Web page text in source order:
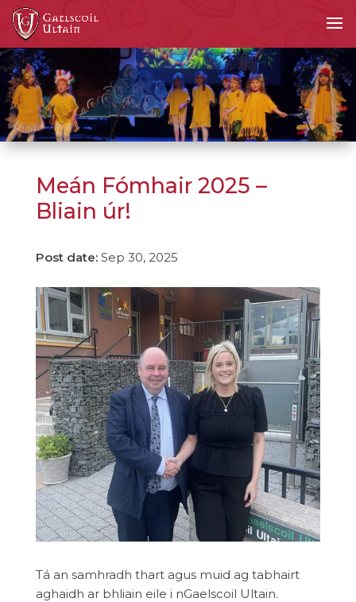
Meán Fómhair 2025 –
Bliain úr!
Sep 30, 2025
Tá an samhradh thart agus muid ag tabhairt
aghaidh ar bhliain eile i nGaelscoil Ultain.